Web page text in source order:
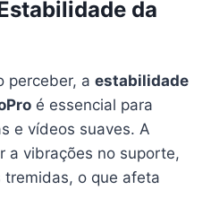
da
perceber, a estabilidade
é essencial para
e vídeos suaves. A
a vibrações no suporte,
o que afeta